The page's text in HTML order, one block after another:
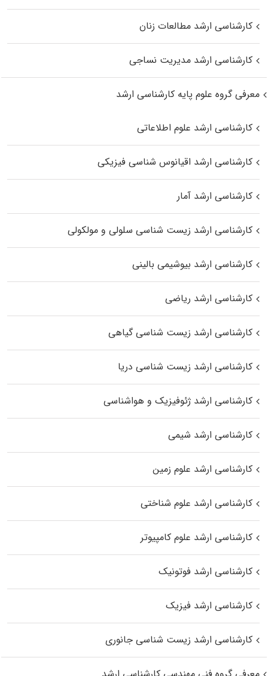
کارشناسی ارشد مطالعات زنان
کارشناسی ارشد مدیریت نساجی
معرفی گروه علوم پایه کارشناسی ارشد
کارشناسی ارشد علوم اطلاعاتی
کارشناسی ارشد اقیانوس‌ شناسی فیزیکی
کارشناسی ارشد آمار
کارشناسی ارشد زیست شناسی سلولی و مولکولی
کارشناسی ارشد بیوشیمی بالینی
کارشناسی ارشد ریاضی
کارشناسی ارشد زیست‌ شناسی گیاهی
کارشناسی ارشد زیست‌ شناسی دریا
کارشناسی ارشد ژئوفیزیک و هواشناسی
کارشناسی ارشد شیمی
کارشناسی ارشد علوم زمین
کارشناسی ارشد علوم شناختی
کارشناسی ارشد علوم کامپیوتر
کارشناسی ارشد فوتونیک
کارشناسی ارشد فیزیک
کارشناسی ارشد زیست‌ شناسی جانوری